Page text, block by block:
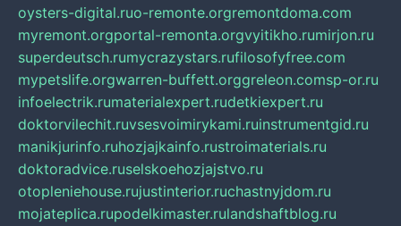
oysters-digital.ruo-remonte.orgremontdoma.com
myremont.orgportal-remonta.orgvyitikho.rumirjon.ru
superdeutsch.rumycrazystars.rufilosofyfree.com
mypetslife.orgwarren-buffett.orggreleon.comsp-or.ru
infoelectrik.rumaterialexpert.rudetkiexpert.ru
doktorvilechit.ruvsesvoimirykami.ruinstrumentgid.ru
manikjurinfo.ruhozjajkainfo.rustroimaterials.ru
doktoradvice.ruselskoehozjajstvo.ru
otopleniehouse.rujustinterior.ruchastnyjdom.ru
mojateplica.rupodelkimaster.rulandshaftblog.ru